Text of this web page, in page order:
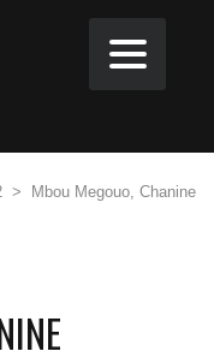
>
Mbou Megouo, Chanine